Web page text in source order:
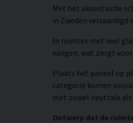
Met het akoestische
in Zweden
In ruimtes met veel
vangen, wat zorgt
Plaats het paneel op
categorie komen
met zowel neutrale
Ontwerp dat de